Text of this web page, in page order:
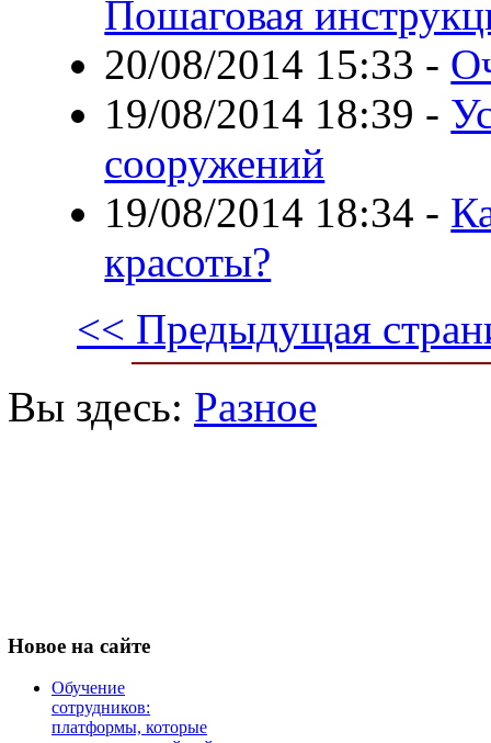
Пошаговая
20/08/2014 15:33 -
19/08/2014 18:39 -
сооружений
19/08/2014 18:34 -
красоты?
<< Предыдущая
Вы здесь: Разное
Новое на сайте
Обучение
сотрудников:
платформы, которые